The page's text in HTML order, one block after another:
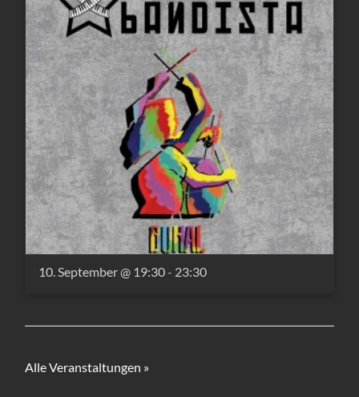
10. September @ 19:30- 23:30
Alle Veranstaltungen »